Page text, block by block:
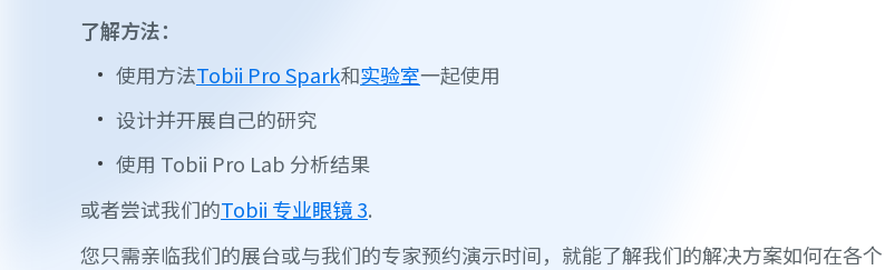
了解方法：
使用方法Tobii Pro Spark和实验室一起使用
设计并开展自己的研究
使用 Tobii Pro Lab 分析结果
或者尝试我们的Tobii 专业眼镜 3.
您只需亲临我们的展台或与我们的专家预约演示时间，就能了解我们的解决方案如何在各个